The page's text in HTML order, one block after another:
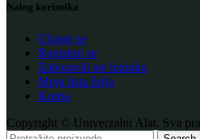
Nalog korisnika
Uloguj se
Registruj se
Zaboravili ste lozinku
Moja lista želja
Korpa
Copyright © Univerzalni Alat. Sva